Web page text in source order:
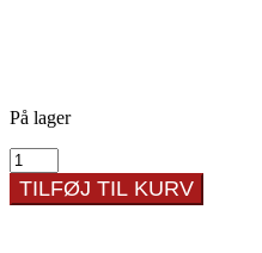
På lager
Eksklusiv
Skjuler
tilTILFØJ TIL KURV